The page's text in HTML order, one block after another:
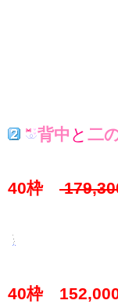
背中 と 二
40枠
40枠 152,000